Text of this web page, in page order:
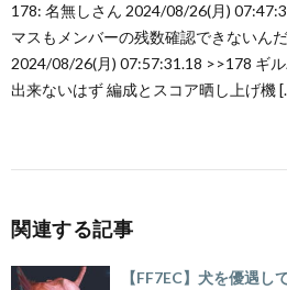
178: 名無しさん 2024/08/26(月)
マスもメンバーの残数確認できないん
2024/08/26(月) 07:57:31.18 >>178 ギ
出来ないはず 編成とスコア晒し上げ機
関連する記事
【FF7EC】犬を優遇